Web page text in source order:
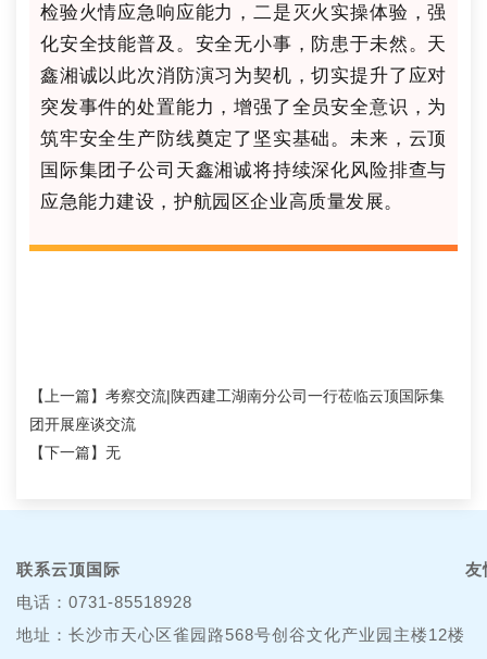
检验火情应急响应能力，二是灭火实操体验，强
化安全技能普及。安全无小事，防患于未然。天
鑫湘诚以此次消防演习为契机，切实提升了应对
突发事件的处置能力，增强了全员安全意识，为
筑牢安全生产防线奠定了坚实基础。未来，云顶
国际集团子公司天鑫湘诚将持续深化风险排查与
应急能力建设，护航园区企业高质量发展。
【上一篇】 考察交流|陕西建工湖南分公司一行莅临云顶国际集
团开展座谈交流
【下一篇】无
联系云顶国际
电话：0731-85518928
地址：长沙市天心区雀园路568号创谷文化产业园主楼12楼
友